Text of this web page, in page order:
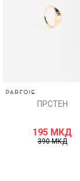
ПРСТЕН
195 МКД
390МКД